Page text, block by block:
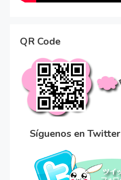
QR Code
Síguenos en Twitter